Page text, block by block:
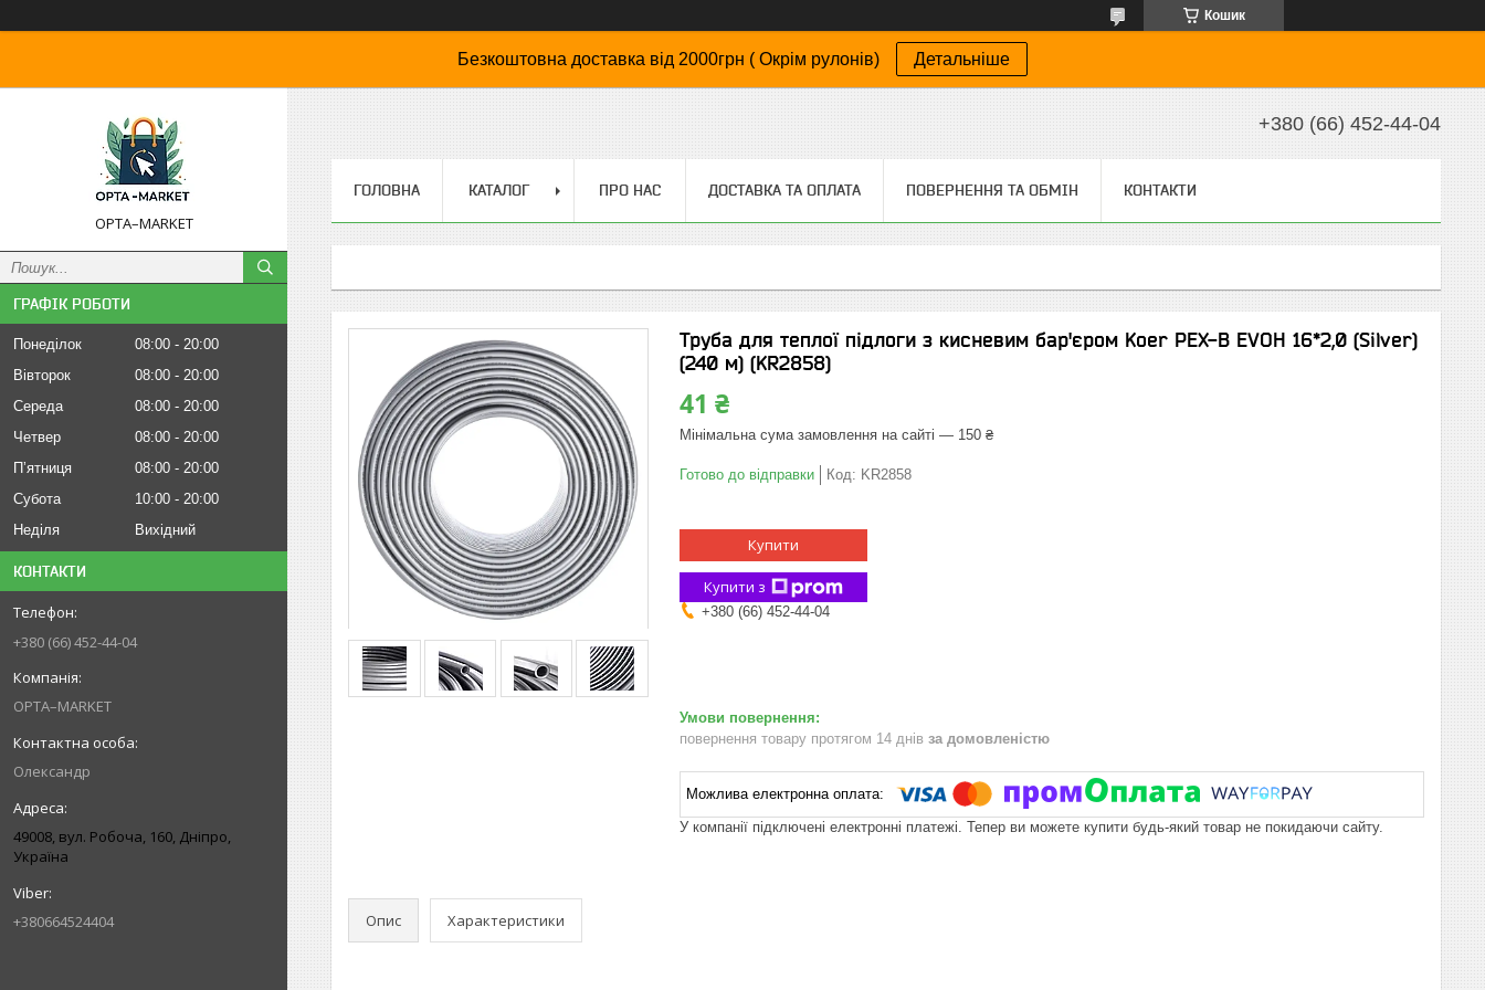
Кошик
Безкоштовна доставка від 2000грн ( Окрім рулонів) Детальніше
OPTA–MARKET
ГРАФІК РОБОТИ
Понеділок 08:00
20:00
Вівторок
08:00
20:00
Середа
08:00
20:00
Четвер
08:00
20:00
Пʼятниця
08:00
20:00
Субота
10:00
20:00
Неділя
Вихідний
КОНТАКТИ
+380 (66) 452-44-04
OPTA–MARKET
Олександр
49008, вул. Робоча, 160, Дніпро,
Україна
+380664524404
+380 (66) 452-44-04
ГОЛОВНА КАТАЛОГ ПРО НАС ДОСТАВКА ТА ОПЛАТА ПОВЕРНЕННЯ ТА ОБМІН КОНТАКТИ
Труба для теплої підлоги з кисневим бар'єром Koer PEX-B EVOH 16*2,0 (Silver)
(240 м) (KR2858)
41 ₴
Мінімальна сума замовлення на сайті — 150 ₴
Готово до відправки Код: KR2858
Купити
Купити з
+380 (66) 452-44-04
повернення товару протягом 14 днів за домовленістю
У компанії підключені електронні платежі. Тепер ви можете купити будь-який товар не покидаючи сайту.
Опис Характеристики